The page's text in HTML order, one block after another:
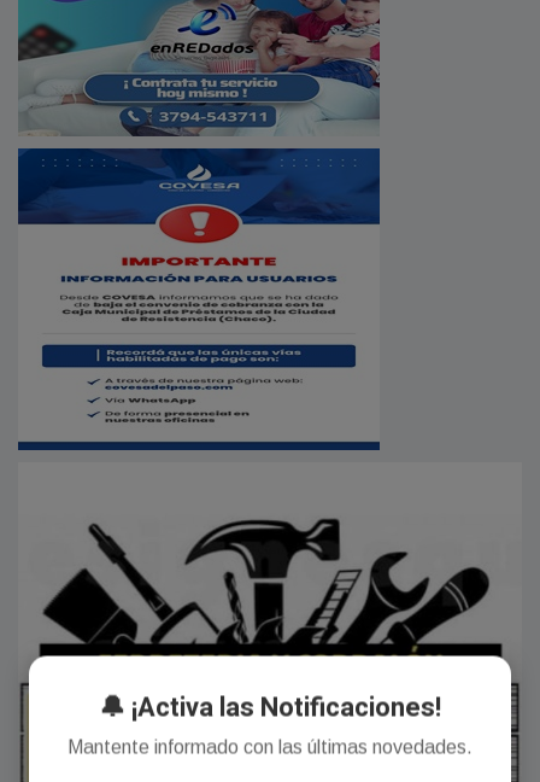
🔔 ¡Activa las Notificaciones!
Mantente informado con las últimas novedades.